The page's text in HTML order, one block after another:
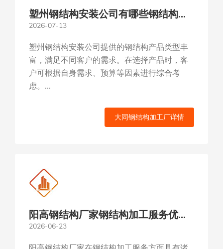
塑州钢结构安装公司有哪些钢结构产
品
2026-07-13
塑州钢结构安装公司提供的钢结构产品类型丰
富，满足不同客户的需求。在选择产品时，客
户可根据自身需求、预算等因素进行综合考
虑。...
大同钢结构加工厂详情
阳高钢结构厂家钢结构加工服务优势
分析
2026-06-23